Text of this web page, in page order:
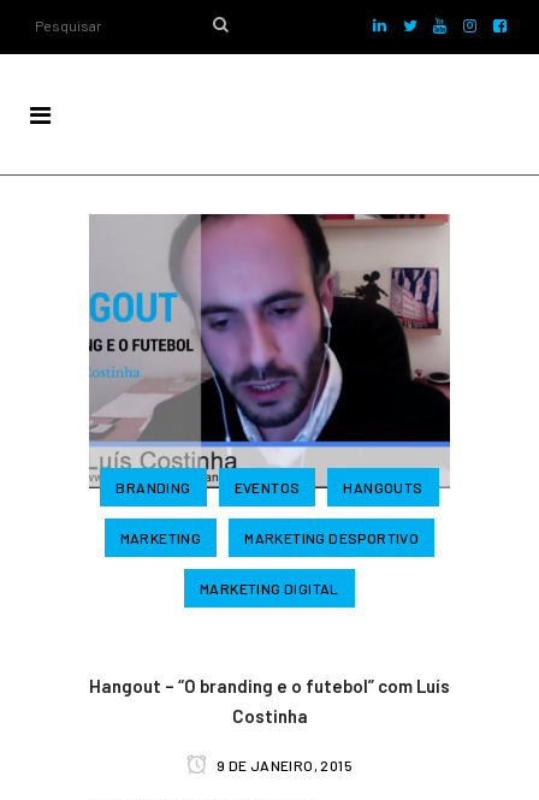
BRANDING EVENTOS HANGOUTS
MARKETING MARKETING DESPORTIVO
MARKETING DIGITAL
Hangout – “O branding e o futebol” com Luís
Costinha
9 DE JANEIRO, 2015